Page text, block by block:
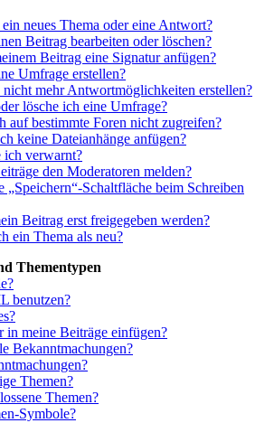
neues Thema oder eine Antwort?
Beitrag bearbeiten oder löschen?
Beitrag eine Signatur anfügen?
Umfrage erstellen?
mehr Antwortmöglichkeiten erstellen?
lösche ich eine Umfrage?
auf bestimmte Foren nicht zugreifen?
keine Dateianhänge anfügen?
ich verwarnt?
den Moderatoren melden?
„Speichern“-Schaltfläche beim Schreiben
Beitrag erst freigegeben werden?
ein Thema als neu?
Thementypen
benutzen?
meine Beiträge einfügen?
Bekanntmachungen?
Themen?
Themen?
Symbole?